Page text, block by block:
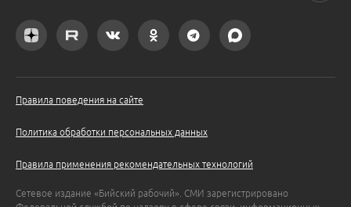
Правила поведения на сайте
Политика обработки персональных данных
Правила применения рекомендательных технологий
Сетевое издание «Бийский рабочий». СМИ зарегистрировано